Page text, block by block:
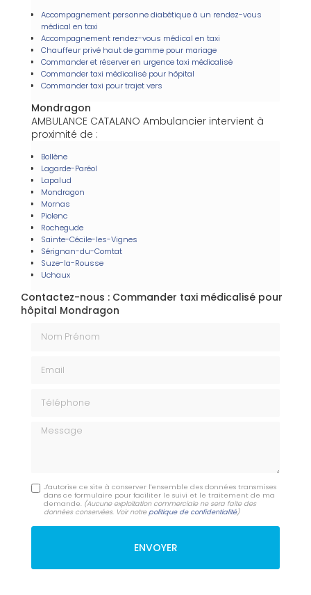
Accompagnement personne diabétique à un rendez-vous
médical en taxi
Accompagnement rendez-vous médical en taxi
Chauffeur privé haut de gamme pour mariage
Commander et réserver en urgence taxi médicalisé
Commander taxi médicalisé pour hôpital
Commander taxi pour trajet vers
Mondragon
AMBULANCE CATALANO Ambulancier intervient à
proximité de :
Bollène
Lagarde-Paréol
Lapalud
Mondragon
Mornas
Piolenc
Rochegude
Sainte-Cécile-les-Vignes
Sérignan-du-Comtat
Suze-la-Rousse
Uchaux
Contactez-nous : Commander taxi médicalisé pour
hôpital Mondragon
Message
J'autorise ce site à conserver l'ensemble des données transmises
dans ce formulaire pour faciliter le suivi et le traitement de ma
demande. (Aucune exploitation commerciale ne sera faite des
données conservées. Voir notrepolitique de confidentialité)